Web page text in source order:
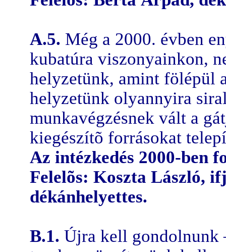
A.5. Még a 2000. évben
kubatúra viszonyainkon,
helyzetünk, amint fölépül
helyzetünk olyannyira
munkavégzésnek vált a
kiegészítõ forrásokat
Az intézkedés 2000-ben
Felelõs: Koszta László,
dékánhelyettes.
B.1. Újra kell gondolnunk